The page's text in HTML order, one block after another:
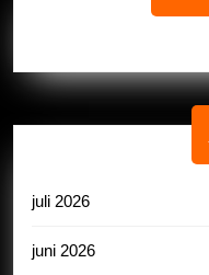
juli 2026
juni 2026